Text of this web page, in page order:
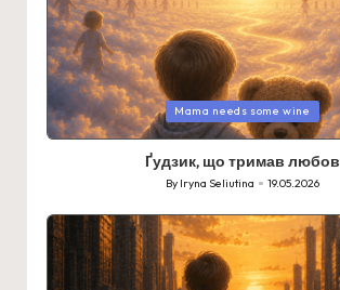
Posted
in
Mama needs some wine
Ґудзик, що тримав любов
Posted
By Iryna Seliutina 19.05.2026